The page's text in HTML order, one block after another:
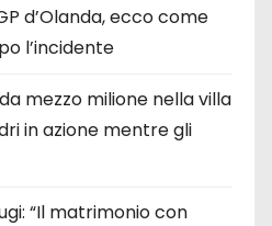
d’Olanda, ecco come
l’incidente
mezzo milione nella villa
in azione mentre gli
“Il matrimonio con